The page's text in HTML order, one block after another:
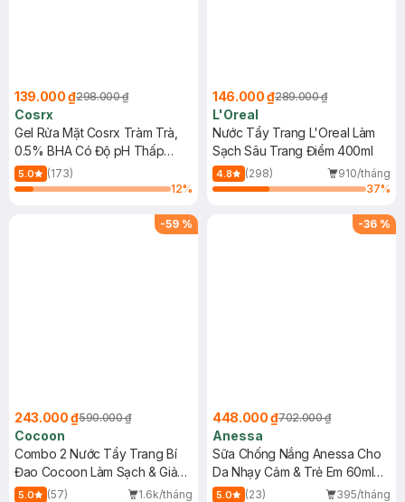
139.000 ₫298.000 ₫
Cosrx
Gel Rửa Mặt Cosrx Tràm Trà,
0.5% BHA Có Độ pH Thấp
150ml
5.0
(173)
12%
146.000 ₫289.000 ₫
L'Oreal
Nước Tẩy Trang L'Oreal Làm
Sạch Sâu Trang Điểm 400ml
4.8 (298)
910/tháng
37%
-59 %
243.000 ₫590.000 ₫
Cocoon
Combo 2 Nước Tẩy Trang Bí
Đao Cocoon Làm Sạch & Giảm
Dầu 500ml
5.0 (57)
1.6k/tháng
-36 %
448.000 ₫702.000 ₫
Anessa
Sữa Chống Nắng Anessa Cho
Da Nhạy Cảm & Trẻ Em 60ml
(Mới)
5.0 (23)
395/tháng